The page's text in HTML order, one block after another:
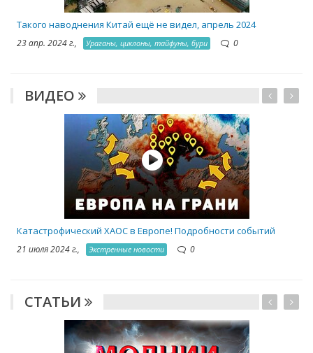
Такого наводнения Китай ещё не видел, апрель 2024
23 апр. 2024 г., Ураганы, циклоны, тайфуны, бури 0
ВИДЕО
Катастрофический ХАОС в Европе! Подробности событий
21 июля 2024 г., Экстренные новости 0
СТАТЬИ